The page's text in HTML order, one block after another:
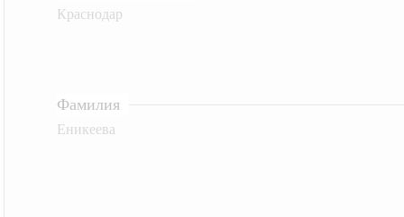
Краснодар
Фамилия
Еникеева